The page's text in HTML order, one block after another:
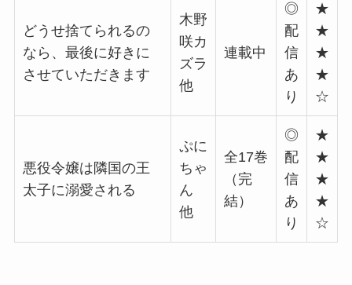
どうせ捨てられるの
なら、最後に好きに
させていただきます
木野
咲カ
ズラ
他
連載中
◎
配
信
あ
り
★
★
★
★
☆
悪役令嬢は隣国の王
太子に溺愛される
ぷに
ちゃ
ん
他
全17巻
（完
結）
◎
配
信
あ
り
★
★
★
★
☆